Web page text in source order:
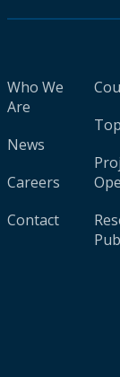
Who We
Are
News
Careers
Contact